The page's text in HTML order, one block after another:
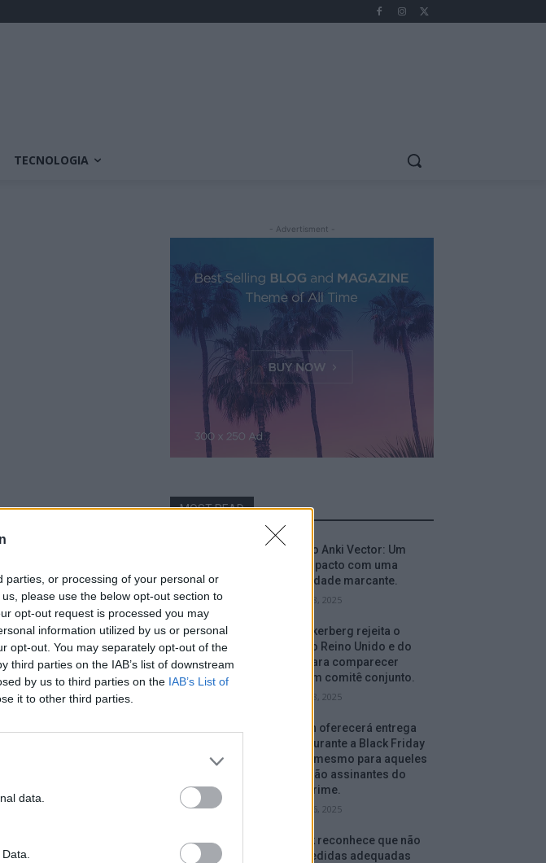
parties, or processing of your personal or
please use the below opt-out section to
opt-out request is processed you may
information utilized by us or personal
opt-out. You may separately opt-out of the
third parties on the IAB’s list of downstream
by us to third parties on the IAB’s List of
it to other third parties.
data.
TECNOLOGIA
- Advertisment -
MOST READ
Análise do Anki Vector: Um
robô compacto com uma
personalidade marcante.
setembro 18, 2025
Mark Zuckerberg rejeita o
convite do Reino Unido e do
Canadá para comparecer
perante um comitê conjunto.
setembro 18, 2025
A Amazon oferecerá entrega
gratuita durante a Black Friday
e depois, mesmo para aqueles
que não são assinantes do
serviço Prime.
setembro 16, 2025
Facebook reconhece que não
tomou medidas adequadas